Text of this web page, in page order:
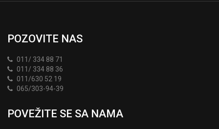
POZOVITE NAS
011/ 334 88 71
011/ 334 88 36
011/630 52 19
065/303-94-39
POVEŽITE SE SA NAMA